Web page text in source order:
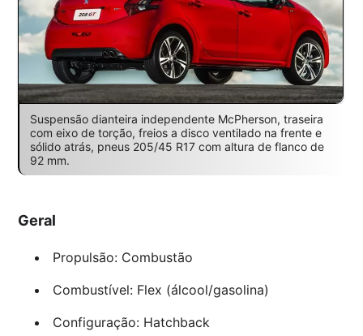
Suspensão dianteira independente McPherson, traseira
com eixo de torção, freios a disco ventilado na frente e
sólido atrás, pneus 205/45 R17 com altura de flanco de
92 mm.
Geral
Propulsão: Combustão
Combustível: Flex (álcool/gasolina)
Configuração: Hatchback